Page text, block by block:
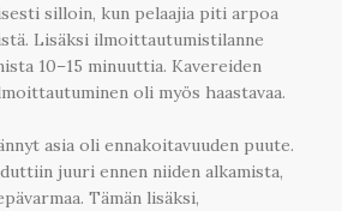
silloin, kun pelaajia piti arpoa
Lisäksi ilmoittautumistilanne
10–15 minuuttia. Kavereiden
oli myös haastavaa.
asia oli ennakoitavuuden puute.
juuri ennen niiden alkamista,
Tämän lisäksi,